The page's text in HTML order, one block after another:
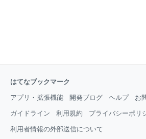
はてなブックマーク
アプリ・拡張機能 開発ブログ ヘルプ お
ガイドライン 利用規約 プライバシーポリ
利用者情報の外部送信について